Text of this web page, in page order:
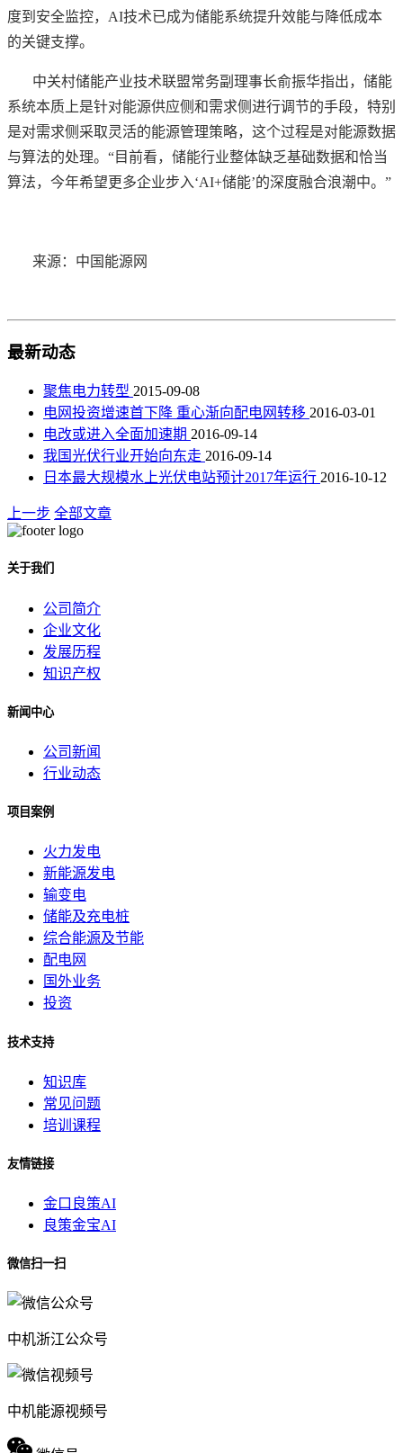
度到安全监控，AI技术已成为储能系统提升效能与降低成本
的关键支撑。
中关村储能产业技术联盟常务副理事长俞振华指出，储能
系统本质上是针对能源供应侧和需求侧进行调节的手段，特别
是对需求侧采取灵活的能源管理策略，这个过程是对能源数据
与算法的处理。 “目前看，储能行业整体缺乏基础数据和恰当
算法，今年希望更多企业步入‘AI+储能’的深度融合浪潮中。”
来源：中国能源网
最新动态
聚焦电力转型 2015-09-08
电网投资增速首下降 重心渐向配电网转移 2016-03-01
电改或进入全面加速期 2016-09-14
我国光伏行业开始向东走 2016-09-14
日本最大规模水上光伏电站预计2017年运行 2016-10-12
上一步 全部文章
关于我们
公司简介
企业文化
发展历程
知识产权
新闻中心
公司新闻
行业动态
项目案例
火力发电
新能源发电
输变电
储能及充电桩
综合能源及节能
配电网
国外业务
投资
技术支持
知识库
常见问题
培训课程
友情链接
金口良策AI
良策金宝AI
微信扫一扫
中机浙江公众号
中机能源视频号